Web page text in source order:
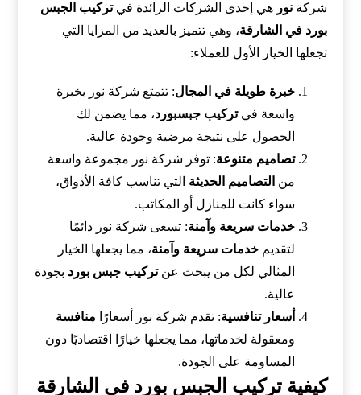
شركةنور هي إحدى الشركات الرائدة فيتركيب الجبس
بورد في الشارقة، وهي تتميز بالعديد من المزايا التي
تجعلها الخيار الأول للعملاء:
خبرة طويلة في المجال: تتمتع شركة نور بخبرة
واسعة فيتركيب جبسبورد، مما يضمن لك
الحصول على نتيجة مرضية وجودة عالية.
تصاميم متنوعة: توفر شركة نور مجموعة واسعة
من التصاميم الحديثة التي تناسب كافة الأذواق،
سواء كانت للمنازل أو المكاتب.
خدمات سريعة وآمنة: تسعى شركة نور دائمًا
لتقديمخدمات سريعة وآمنة، مما يجعلها الخيار
المثالي لكل من يبحث عنتركيب جبس بورد بجودة
عالية.
أسعار تنافسية: تقدم شركة نور أسعارًا منافسة
ومعقولة لخدماتها، مما يجعلها خيارًا اقتصاديًا دون
المساومة على الجودة.
كيفية تركيب الجبس بورد في الشارقة